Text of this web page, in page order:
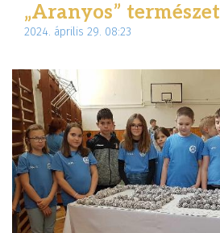
„Aranyos” természet
2024. április 29. 08:23